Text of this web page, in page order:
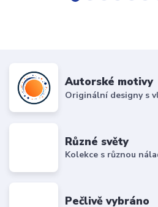
Autorské motivy
Originální designy s
Různé světy
Kolekce s různou
Pečlivě vybráno